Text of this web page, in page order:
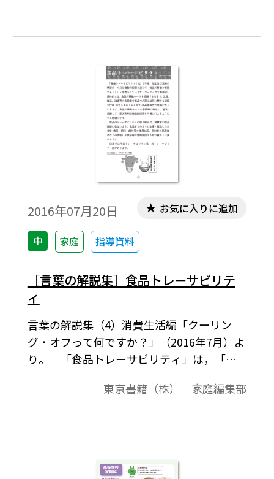
示に関する規定を統合し，食品の表示に関
として，2015年4月 1日に「食品表示法」が
施行されました。
2016年07月20日
中 家庭 指導資料
お気に入りに追加
［言葉の解説集］食品トレーサビリテ
ィ
言葉の解説集（4）消費生活編「クーリン
グ・オフって何ですか？」（2016年7月）よ
り。 「食品トレーサビリティ」は，「生
段階を通じて，食品の移動を把握 するこ
員会）。
東京書籍（株） 家庭編集部